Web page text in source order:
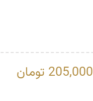
205,000 تومان